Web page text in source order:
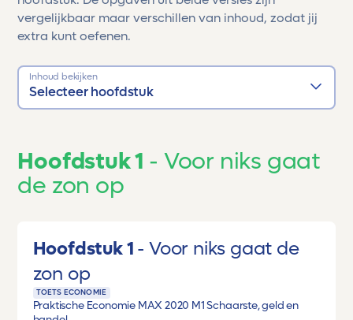
vergelijkbaar maar verschillen van inhoud, zodat jij
extra kunt oefenen.
Inhoud bekijken
Selecteer hoofdstuk
Hoofdstuk 1
Voor niks gaat
de zon op
Hoofdstuk 1
Voor niks gaat de
zon op
TOETS ECONOMIE
Praktische Economie MAX 2020 M1 Schaarste, geld en